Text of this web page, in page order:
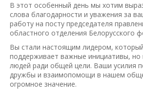
В этот особенный день мы хотим
слова благодарности и уважения за
работу на посту председателя
областного отделения Белорусского
Вы стали настоящим лидером,
поддерживает важные инициативы, но
людей ради общей цели. Ваши усилия
дружбы и взаимопомощи в нашем
огромное значение.